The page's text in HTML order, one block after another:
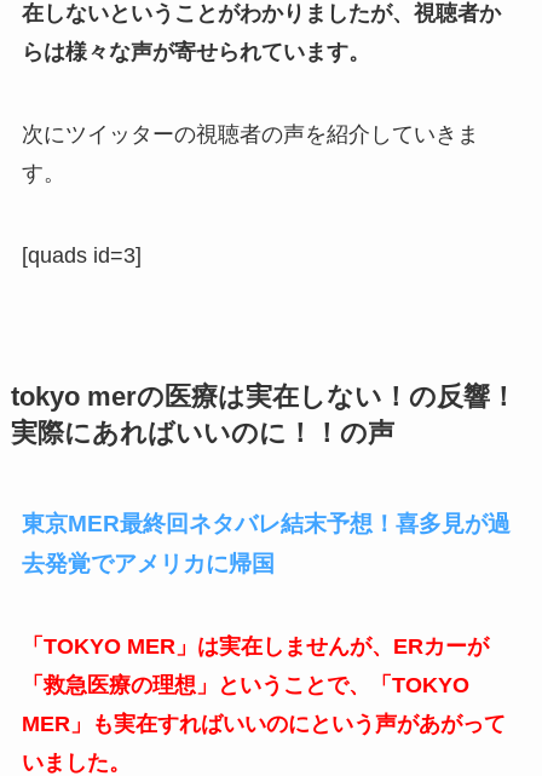
在しないということがわかりましたが、視聴者か
らは様々な声が寄せられています。
次にツイッターの視聴者の声を紹介していきま
す。
[quads id=3]
tokyo merの医療は実在しない！の反響！
実際にあればいいのに！！の声
東京MER最終回ネタバレ結末予想！喜多見が過
去発覚でアメリカに帰国
「TOKYO MER」は実在しませんが、ERカーが
「救急医療の理想」ということで、「TOKYO
MER」も実在すればいいのにという声があがって
いました。